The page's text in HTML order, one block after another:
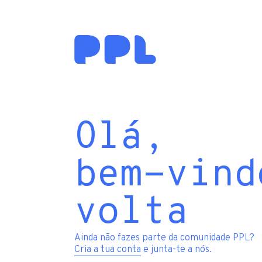
Olá,
bem-
volta
Ainda não fazes parte da comunidade PPL?
Cria a tua conta e junta-te a nós.